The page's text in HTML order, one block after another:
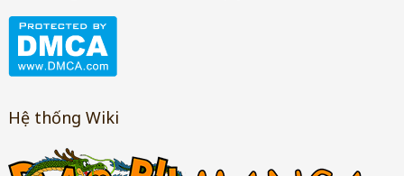
Hệ thống Wiki